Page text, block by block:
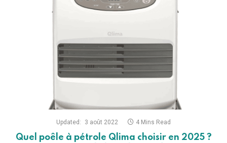
Updated: 3 août 2022 4 Mins Read
Quel poêle à pétrole Qlima choisir en 2025 ?